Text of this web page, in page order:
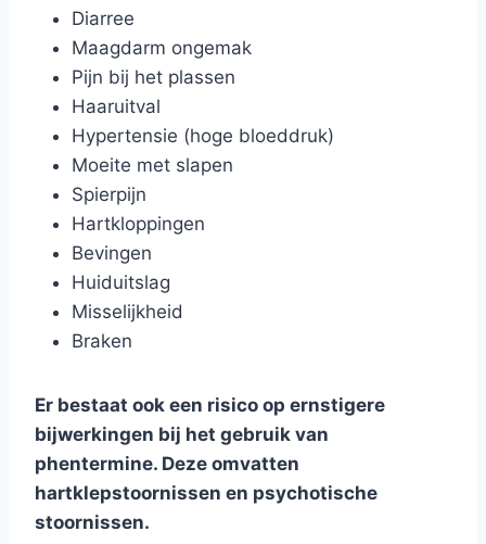
Diarree
Maagdarm ongemak
Pijn bij het plassen
Haaruitval
Hypertensie (hoge bloeddruk)
Moeite met slapen
Spierpijn
Hartkloppingen
Bevingen
Huiduitslag
Misselijkheid
Braken
Er bestaat ook een risico op ernstigere
bijwerkingen bij het gebruik van
phentermine. Deze omvatten
hartklepstoornissen en psychotische
stoornissen.